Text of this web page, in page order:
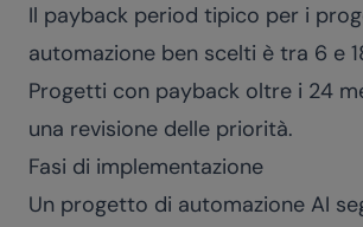
Il payback period tipico per i
automazione ben scelti è tra 6 e
Progetti con payback oltre i 24
una revisione delle priorità.
Fasi di implementazione
Un progetto di automazione AI